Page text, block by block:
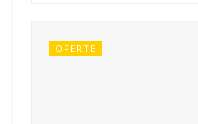
OFERTE